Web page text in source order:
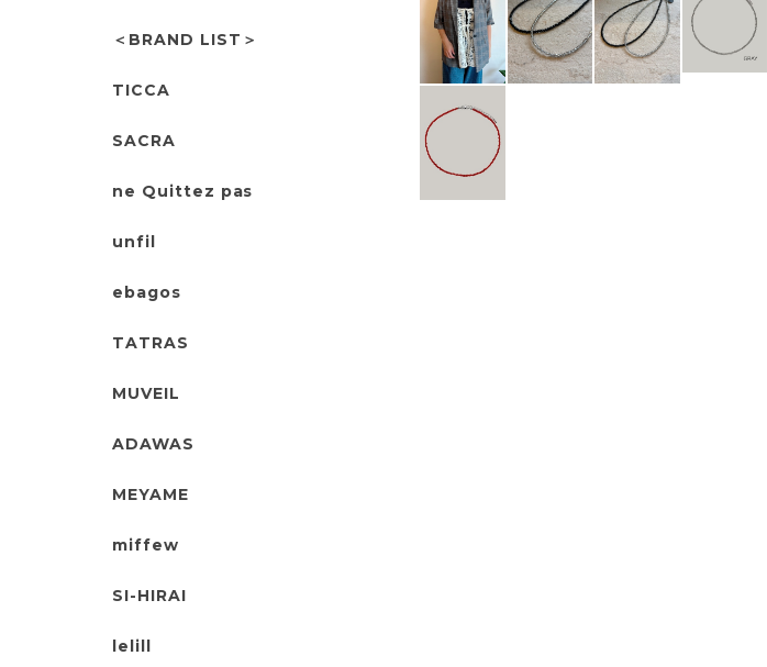
＜BRAND LIST＞
TICCA
SACRA
ne Quittez pas
unfil
ebagos
TATRAS
MUVEIL
ADAWAS
MEYAME
miffew
SI-HIRAI
lelill